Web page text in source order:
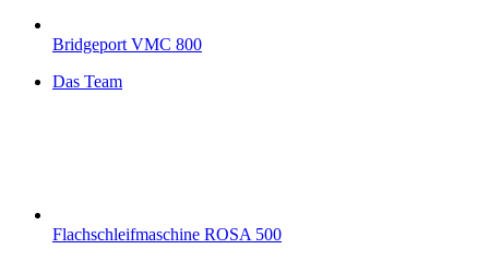
Bridgeport VMC 800
Das Team
Flachschleifmaschine ROSA 500